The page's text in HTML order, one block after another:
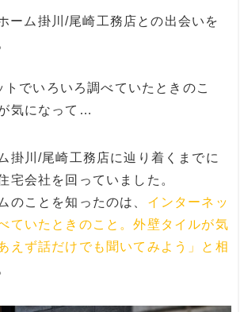
ーム掛川/尾崎工務店との出会いを
トでいろいろ調べていたときのこ
気になって …
掛川/尾崎工務店に辿り着くまでに
宅会社を回っていました。
のことを知ったのは、 インターネッ
ていたときのこと。外壁タイルが気
えず話だけでも聞いてみよう」と相